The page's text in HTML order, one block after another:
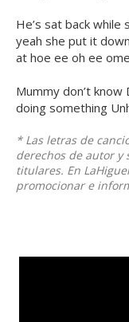
He’s sat back while
yeah she put it
at hoe ee oh ee
Mummy don’t
doing something
* Las letras de
derechos de autor y
titulares. En
promocionar e